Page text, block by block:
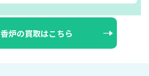
香炉の買取はこちら